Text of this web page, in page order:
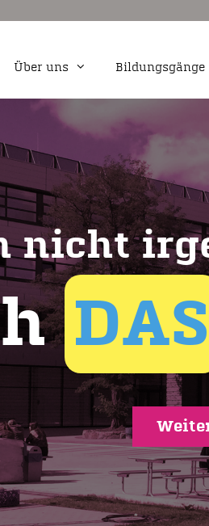
Über uns Bildungsgänge
für Markt- und
in
mann für audiovisuelle Medien
mann und Servicefachkraft für
-frau für
in Digital- und Print
Digital und Print
– Marketing und
nicht
DAS